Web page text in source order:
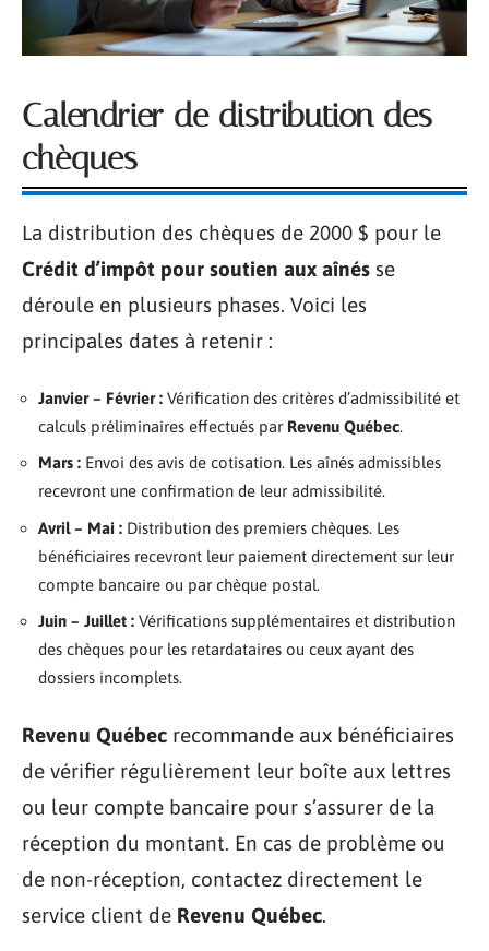
Calendrier de distribution des
chèques
La distribution des chèques de 2000 $ pour le
Crédit d’impôt pour soutien aux aînés se
déroule en plusieurs phases. Voici les
principales dates à retenir :
Janvier – Février : Vérification des critères d’admissibilité et
calculs préliminaires effectués par Revenu Québec.
Mars : Envoi des avis de cotisation. Les aînés admissibles
recevront une confirmation de leur admissibilité.
Avril – Mai : Distribution des premiers chèques. Les
bénéficiaires recevront leur paiement directement sur leur
compte bancaire ou par chèque postal.
Juin – Juillet : Vérifications supplémentaires et distribution
des chèques pour les retardataires ou ceux ayant des
dossiers incomplets.
Revenu Québec recommande aux bénéficiaires
de vérifier régulièrement leur boîte aux lettres
ou leur compte bancaire pour s’assurer de la
réception du montant. En cas de problème ou
de non-réception, contactez directement le
service client de Revenu Québec.